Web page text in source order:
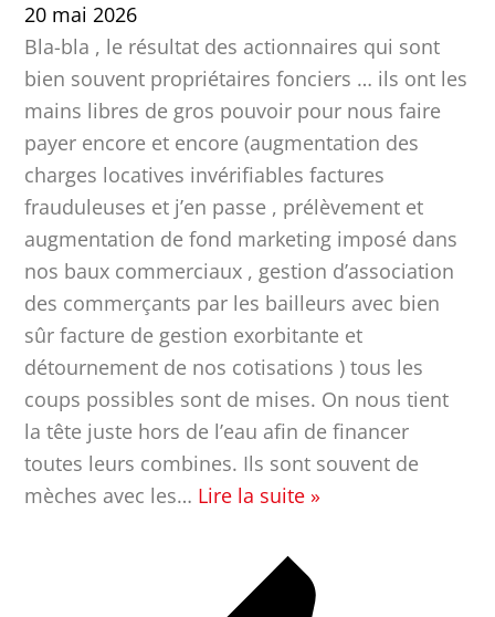
20 mai 2026
Bla-bla , le résultat des actionnaires qui sont
bien souvent propriétaires fonciers … ils ont les
mains libres de gros pouvoir pour nous faire
payer encore et encore (augmentation des
charges locatives invérifiables factures
frauduleuses et j’en passe , prélèvement et
augmentation de fond marketing imposé dans
nos baux commerciaux , gestion d’association
des commerçants par les bailleurs avec bien
sûr facture de gestion exorbitante et
détournement de nos cotisations ) tous les
coups possibles sont de mises. On nous tient
la tête juste hors de l’eau afin de financer
toutes leurs combines. Ils sont souvent de
mèches avec les… Lire la suite »